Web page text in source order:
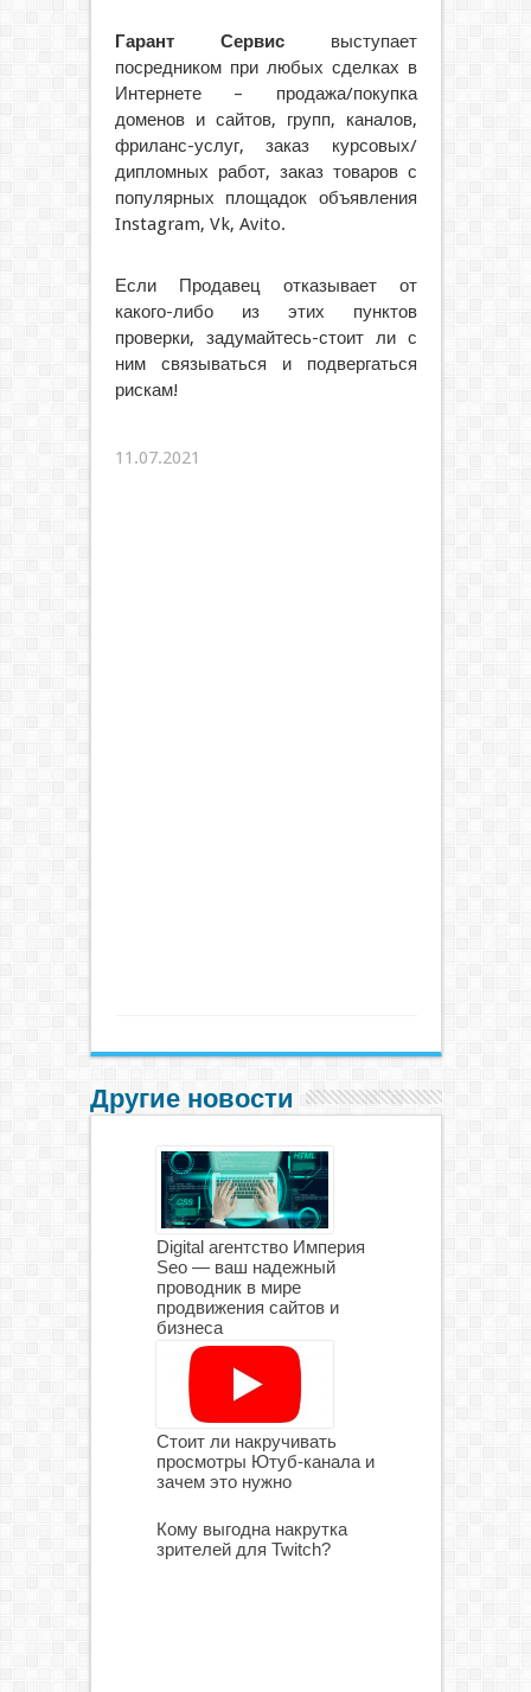
Гарант Сервисвыступает
посредником при любых сделках в
Интернете – продажа/покупка
доменов и сайтов, групп, каналов,
фриланс-услуг, заказ курсовых/
дипломных работ, заказ товаров с
популярных площадок объявления
Instagram, Vk, Avito.
Если Продавец отказывает от
какого-либо из этих пунктов
проверки, задумайтесь-стоит ли с
ним связываться и подвергаться
рискам!
11.07.2021
Другие новости
Digital агентство Империя
Seo — ваш надежный
проводник в мире
продвижения сайтов и
бизнеса
Стоит ли накручивать
просмотры Ютуб-канала и
зачем это нужно
Кому выгодна накрутка
зрителей для Twitch?